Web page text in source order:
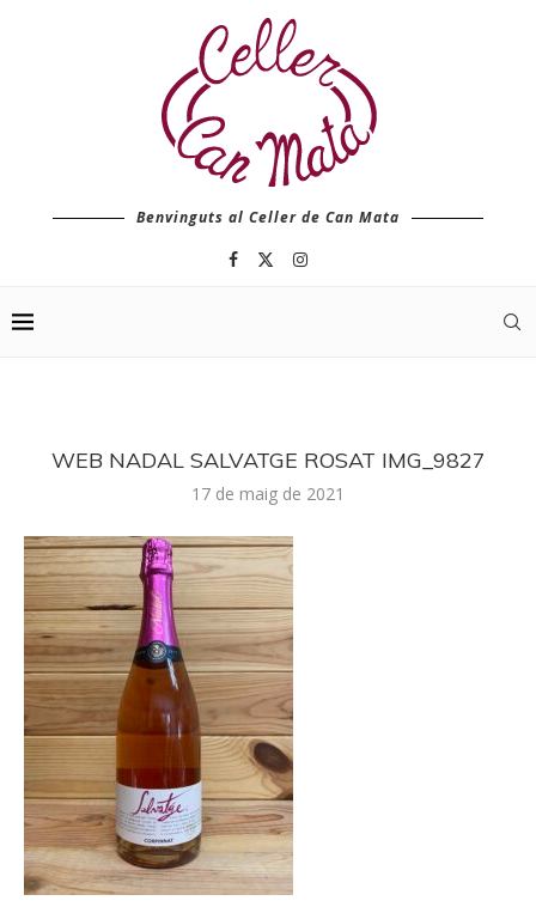
Benvinguts al Celler de Can Mata
WEB NADAL SALVATGE ROSAT IMG_9827
17 de maig de 2021